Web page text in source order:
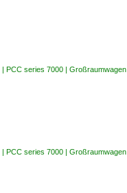
PCC series 7000 | Großraumwagen
PCC series 7000 | Großraumwagen